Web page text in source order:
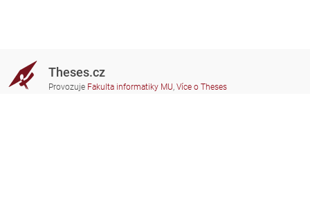
Theses.cz
Provozuje Fakulta informatiky MU, Více o Theses